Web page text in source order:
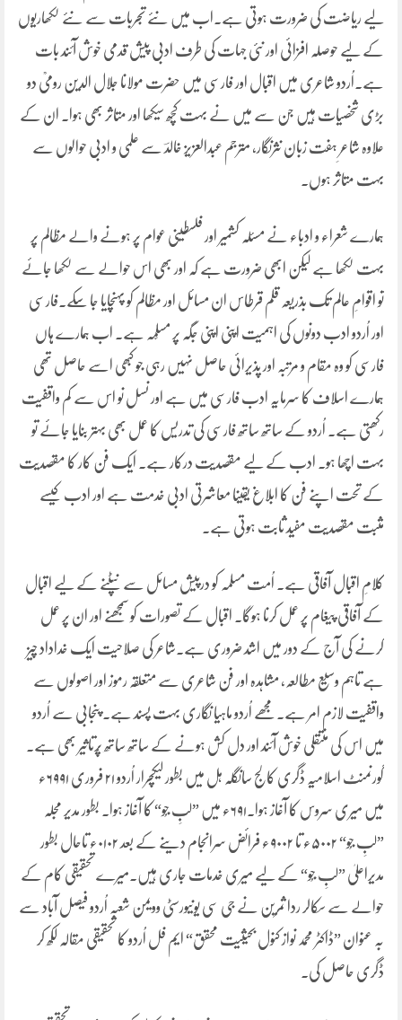
لیے ریاضت کی ضرورت ہوتی ہے۔اب میں نئے تجربات سے نئے لکھاریوں
کے لیے حوصلہ افزائی اور نئی جہات کی طرف ادبی پیش قدمی خوش آئند بات
ہے۔اُردو شاعری میں اقبال اور فارسی میں حضرت مولانا جلال الدین رومیؒ دو
بڑی شخصیات ہیں جن سے میں نے بہت کچھ سیکھا اور متاثر بھی ہوا۔ ان کے
علاوہ شاعرِ ہفت زبان نثرنگار، مترجم عبدالعزیز خالدؔ سے علمی و ادبی حوالوں سے
بہت متاثر ہوں۔
ہمارے شعراء و ادباء نے مسئلہ کشمیر اور فلسطینی عوام پر ہونے والے مظالم پر
بہت لکھا ہے لیکن ابھی ضرورت ہے کہ اور بھی اس حوالے سے لکھا جائے
تو اقوامِ عالم تک بذریعہ قلم قرطاس ان مسائل اور مظالم کو پہنچایا جا سکے۔فارسی
اور اُردو ادب دونوں کی اہمیت اپنی اپنی جگہ پر مسلّمہ ہے۔ اب ہمارے ہاں
فارسی کو وہ مقام و مرتبہ اور پذیرائی حاصل نہیں رہی جو کبھی اسے حاصل تھی
ہمارے اسلاف کا سرمایہ ادب فارسی میں ہے اور نسل نو اس سے کم واقفیت
رکھتی ہے۔ اُردو کے ساتھ ساتھ فارسی کی تدریس کا عمل بھی بہتر بنایا جائے تو
بہت اچھا ہو۔ ادب کے لیے مقصدیت درکار ہے۔ ایک فن کار کا مقصدیت
کے تحت اپنے فن کا ابلاغ یقینا معاشرتی ادبی خدمت ہے اور ادب کیسے
مثبت مقصدیت مفید ثابت ہوتی ہے۔
کلامِ اقبال آفاقی ہے۔ اُمت مسلمہ کو درپیش مسائل سے نپٹنے کے لیے اقبال
کے آفاقی پیغام پر عمل کرنا ہوگا۔ اقبال کے تصورات کو سمجھنے اور ان پر عمل
کرنے کی آج کے دور میں اشد ضروری ہے۔شاعر کی صلاحیت ایک خداداد چیز
ہے تاہم وسیع مطالعہ، مشاہدہ اور فن شاعری سے متعلقہ رموز اور اصولوں سے
واقفیت لازم امر ہے۔مجھے اُردو ماہیا نگاری بہت پسند ہے۔ پنجابی سے اُردو
میں اس کی منتقلی خوش آئند اور دل کش ہونے کے ساتھ ساتھ پُرتاثیر بھی ہے۔
گورنمنٹ اسلامیہ ڈگری کالج سانگلہ ہل میں بطور لیکچرار اُردو ۲۱ فروری ۶۹۹۱ء
میں میری سروس کا آغاز ہوا۔۶۹۱ء میں ”لبِ جُو“ کا آغاز ہوا۔ بطور مدیر مجلہ
”لبِ جُو“ ۵۰۰۲ء تا ۹۰۰۲ء فرائض سرانجام دینے کے بعد ۰۱۰۲ء تاحال بطور
مدیراعلیٰ ”لبِ جُو“ کے لیے میری خدمات جاری ہیں۔میرے تحقیقی کام کے
حوالے سے سکالر ردا ثمرین نے جی سی یونیورسٹی وویمن شعبہ اُردو فیصل آباد سے
بہ عنوان ”ڈاکٹر محمد نواز کنول بحیثیت محقق“ ایم فل اُردو کا تحقیقی مقالہ لکھ کر
ڈگری حاصل کی۔